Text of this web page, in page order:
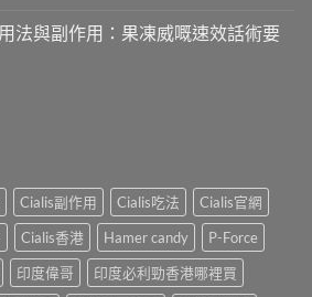
法與副作用：果凍威嘅速效話術要
Cialis副作用 Cialis吃法
Cialis官網
Cialis香港 Hamer candy
P-Force
印度偉哥
印度必利勁香港哪裡買